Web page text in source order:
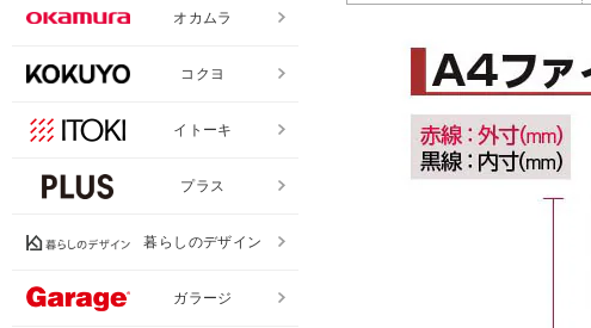
オカムラ
コクヨ
イトーキ
プラス
暮らしのデザイン
ガラージ